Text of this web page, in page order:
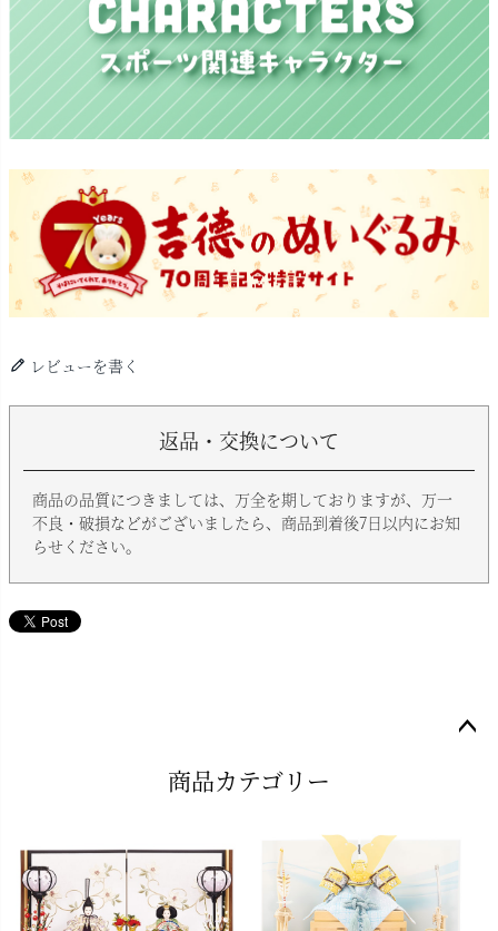
レビューを書く
返品・交換について
商品の品質につきましては、万全を期しておりますが、万一
不良・破損などがございましたら、商品到着後7日以内にお知
らせください。
商品カテゴリー